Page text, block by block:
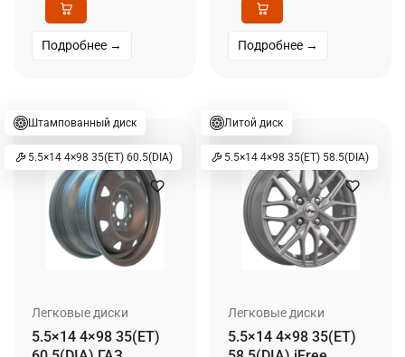
Подробнее → Подробнее →
Штампованный диск
5.5×14 4×98 35(ET) 60.5(DIA)
Легковые диски
5.5×14 4×98 35(ET)
Литой диск
5.5×14 4×98 35(ET) 58.5(DIA)
Легковые диски
5.5×14 4×98 35(ET)